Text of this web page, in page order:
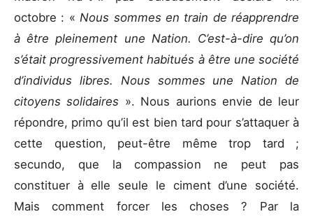
octobre : « Nous sommes en train de réapprendre
à être pleinement une Nation. C’est-à-dire qu’on
s’était progressivement habitués à être une société
d’individus libres. Nous sommes une Nation de
citoyens solidaires ». Nous aurions envie de leur
répondre, primo qu’il est bien tard pour s’attaquer à
cette question, peut-être même trop tard ;
secundo, que la compassion ne peut pas
constituer à elle seule le ciment d’une société.
Mais comment forcer les choses ? Par la